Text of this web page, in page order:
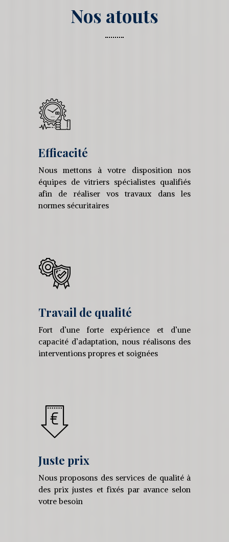
Nos atouts
Efficacité
Nous mettons à votre disposition nos
équipes de vitriers spécialistes qualifiés
afin de réaliser vos travaux dans les
normes sécuritaires
Travail de qualité
Fort d’une forte expérience et d’une
capacité d’adaptation, nous réalisons des
interventions propres et soignées
Juste prix
Nous proposons des services de qualité à
des prix justes et fixés par avance selon
votre besoin